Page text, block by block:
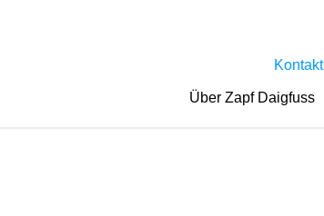
Kontakt
Über Zapf Daigfuss